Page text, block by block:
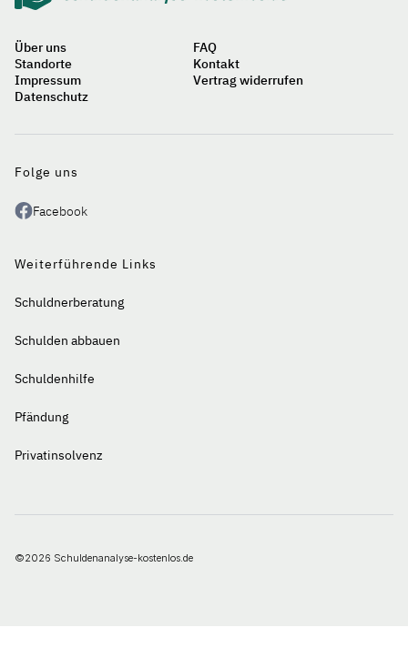
Über uns
FAQ
Standorte
Kontakt
Impressum
Vertrag widerrufen
Datenschutz
Folge uns
Facebook
Weiterführende Links
Schuldnerberatung
Schulden abbauen
Schuldenhilfe
Pfändung
Privatinsolvenz
©2026 Schuldenanalyse-kostenlos.de